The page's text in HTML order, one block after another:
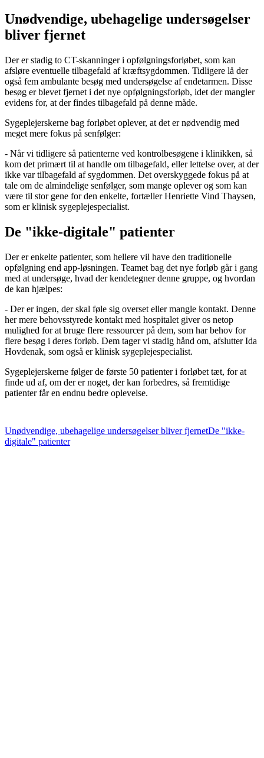
Unødvendige, ubehagelige undersøgelser
bliver fjernet
Der er stadig to CT-skanninger i opfølgningsforløbet, som kan
afsløre eventuelle tilbagefald af kræftsygdommen. Tidligere lå der
også fem ambulante besøg med undersøgelse af endetarmen. Disse
besøg er blevet fjernet i det nye opfølgningsforløb, idet der mangler
evidens for, at der findes tilbagefald på denne måde.
Sygeplejerskerne bag forløbet oplever, at det er nødvendig med
meget mere fokus på senfølger:
- Når vi tidligere så patienterne ved kontrolbesøgene i klinikken, så
kom det primært til at handle om tilbagefald, eller lettelse over, at der
ikke var tilbagefald af sygdommen. Det overskyggede fokus på at
tale om de almindelige senfølger, som mange oplever og som kan
være til stor gene for den enkelte, fortæller Henriette Vind Thaysen,
som er klinisk sygeplejespecialist.
De "ikke-digitale" patienter
Der er enkelte patienter, som hellere vil have den traditionelle
opfølgning end app-løsningen. Teamet bag det nye forløb går i gang
med at undersøge, hvad der kendetegner denne gruppe, og hvordan
de kan hjælpes:
- Der er ingen, der skal føle sig overset eller mangle kontakt. Denne
her mere behovsstyrede kontakt med hospitalet giver os netop
mulighed for at bruge flere ressourcer på dem, som har behov for
flere besøg i deres forløb. Dem tager vi stadig hånd om, afslutter Ida
Hovdenak, som også er klinisk sygeplejespecialist.
Sygeplejerskerne følger de første 50 patienter i forløbet tæt, for at
finde ud af, om der er noget, der kan forbedres, så fremtidige
patienter får en endnu bedre oplevelse.
Unødvendige, ubehagelige undersøgelser bliver fjernetDe "ikke-
digitale" patienter